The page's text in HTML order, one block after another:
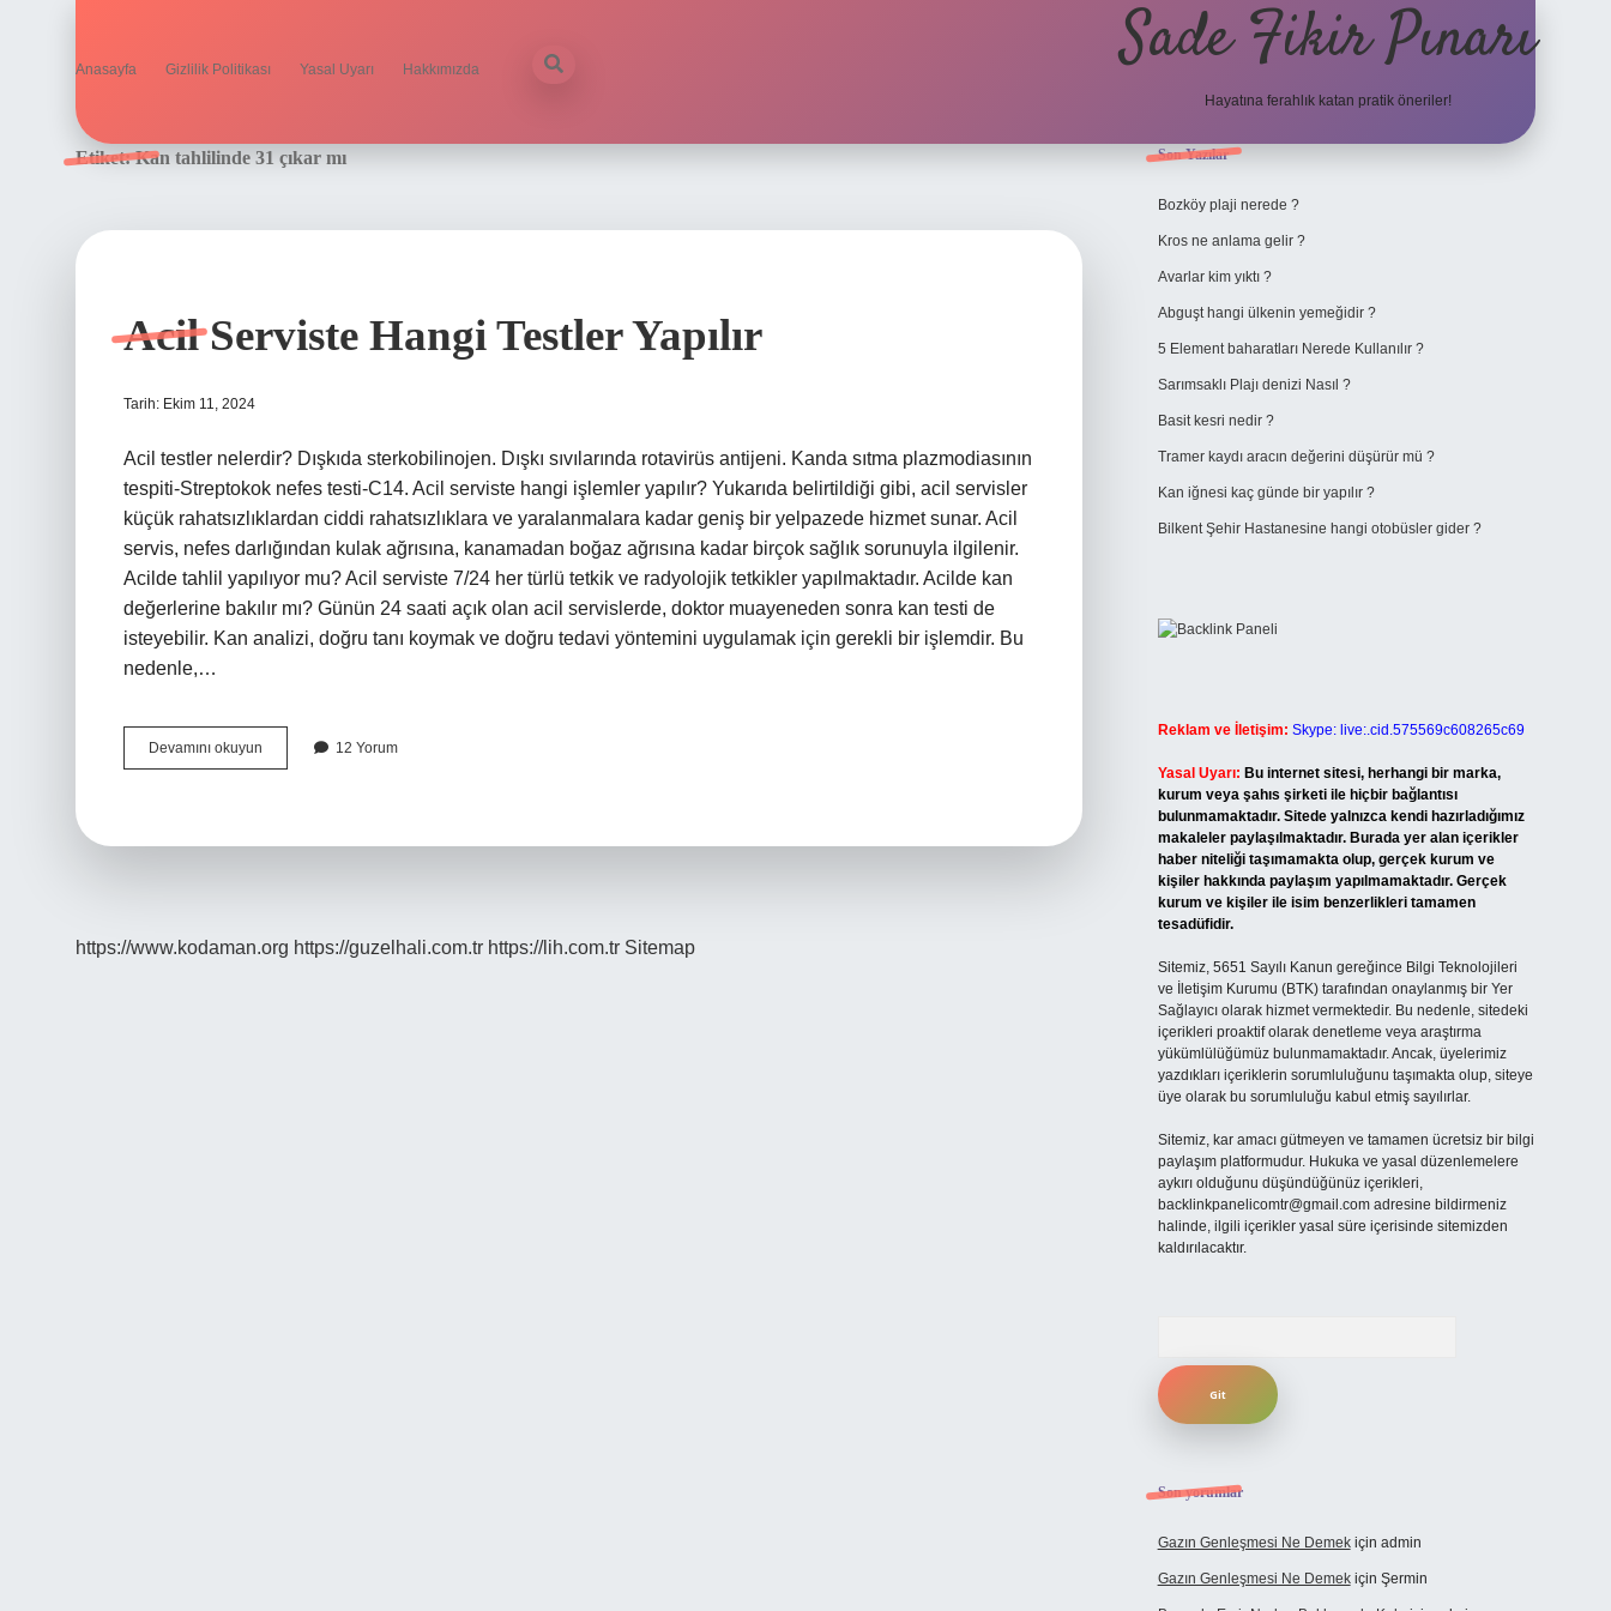
Anasayfa Gizlilik Politikası Yasal Uyarı Hakkımızda Sade Fikir Pınarı
Hayatına ferahlık katan pratik öneriler!
Etiket:Kan tahlilinde 31 çıkar mı
Acil Serviste Hangi Testler Yapılır
Tarih: Ekim 11, 2024
Acil testler nelerdir? Dışkıda sterkobilinojen. Dışkı sıvılarında rotavirüs antijeni. Kanda sıtma plazmodiasının
tespiti-Streptokok nefes testi-C14. Acil serviste hangi işlemler yapılır? Yukarıda belirtildiği gibi, acil servisler
küçük rahatsızlıklardan ciddi rahatsızlıklara ve yaralanmalara kadar geniş bir yelpazede hizmet sunar. Acil
servis, nefes darlığından kulak ağrısına, kanamadan boğaz ağrısına kadar birçok sağlık sorunuyla ilgilenir.
Acilde tahlil yapılıyor mu? Acil serviste 7/24 her türlü tetkik ve radyolojik tetkikler yapılmaktadır. Acilde kan
değerlerine bakılır mı? Günün 24 saati açık olan acil servislerde, doktor muayeneden sonra kan testi de
isteyebilir. Kan analizi, doğru tanı koymak ve doğru tedavi yöntemini uygulamak için gerekli bir işlemdir. Bu
nedenle,…
Devamını okuyun
Serviste
12 Yorum
https://www.kodaman.org https://guzelhali.com.tr https://lih.com.tr Sitemap
Sidebar
Son Yazılar
Bozköy plaji nerede ?
Kros ne anlama gelir ?
Avarlar kim yıktı ?
Abguşt hangi ülkenin yemeğidir ?
5 Element baharatları Nerede Kullanılır ?
Sarımsaklı Plajı denizi Nasıl ?
Basit kesri nedir ?
Tramer kaydı aracın değerini düşürür mü ?
Kan iğnesi kaç günde bir yapılır ?
Bilkent Şehir Hastanesine hangi otobüsler gider ?
Reklam ve İletişim: Skype: live:.cid.575569c608265c69
Yasal Uyarı: Bu internet sitesi, herhangi bir marka,
kurum veya şahıs şirketi ile hiçbir bağlantısı
bulunmamaktadır. Sitede yalnızca kendi hazırladığımız
makaleler paylaşılmaktadır. Burada yer alan içerikler
haber niteliği taşımamakta olup, gerçek kurum ve
kişiler hakkında paylaşım yapılmamaktadır. Gerçek
kurum ve kişiler ile isim benzerlikleri tamamen
tesadüfidir.
Sitemiz, 5651 Sayılı Kanun gereğince Bilgi Teknolojileri
ve İletişim Kurumu (BTK) tarafından onaylanmış bir Yer
Sağlayıcı olarak hizmet vermektedir. Bu nedenle, sitedeki
içerikleri proaktif olarak denetleme veya araştırma
yükümlülüğümüz bulunmamaktadır. Ancak, üyelerimiz
yazdıkları içeriklerin sorumluluğunu taşımakta olup, siteye
üye olarak bu sorumluluğu kabul etmiş sayılırlar.
Sitemiz, kar amacı gütmeyen ve tamamen ücretsiz bir bilgi
paylaşım platformudur. Hukuka ve yasal düzenlemelere
aykırı olduğunu düşündüğünüz içerikleri,
backlinkpanelicomtr@gmail.comadresine bildirmeniz
halinde, ilgili içerikler yasal süre içerisinde sitemizden
kaldırılacaktır.
Son yorumlar
Gazın Genleşmesi Ne Demekiçin admin
Gazın Genleşmesi Ne Demekiçin Şermin